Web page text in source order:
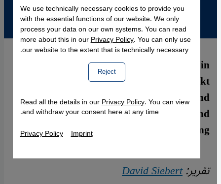
Das "Boulevard des jeunes musiciens" in
Casablanca ist zum Kristallisationspunkt
der Subkultur geworden. Kritisch und
selbstbewusst begeistert es die Jugend
begeistert und ärgert die Regierung.
تقرير:David Siebert
We use technically necessary cookies to provide you
with the essential functions of our website. We only
process your data on our own systems. You can read
more about this in ourPrivacy Policy. You can only use
our website to the extent that is technically necessary.
Reject
Read all the details in ourPrivacy Policy. You can view
and withdraw your consent here at any time.
Privacy Policy Imprint